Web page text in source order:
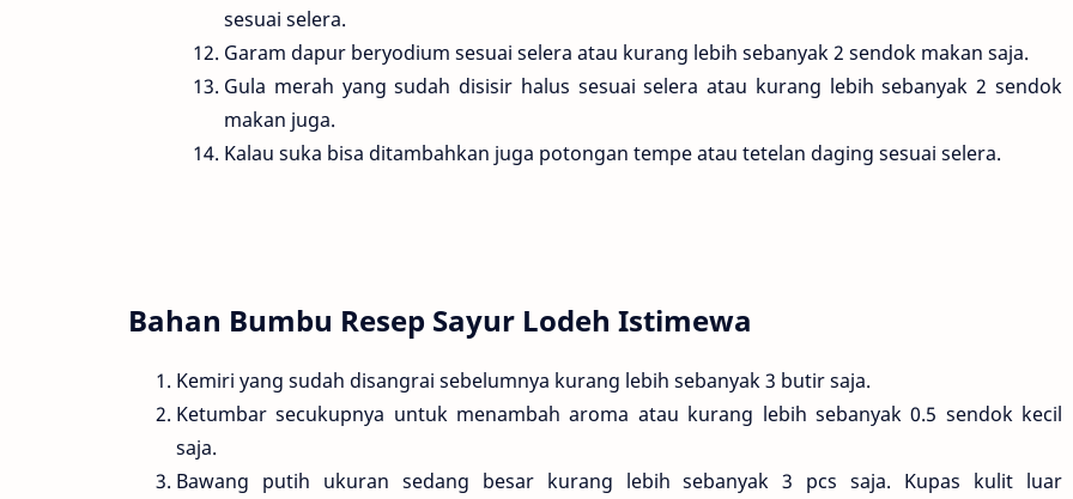
sesuai selera.
Garam dapur beryodium sesuai selera atau kurang lebih sebanyak 2 sendok makan saja.
Gula merah yang sudah disisir halus sesuai selera atau kurang lebih sebanyak 2 sendok
makan juga.
Kalau suka bisa ditambahkan juga potongan tempe atau tetelan daging sesuai selera.
Bahan Bumbu Resep Sayur Lodeh Istimewa
Kemiri yang sudah disangrai sebelumnya kurang lebih sebanyak 3 butir saja.
Ketumbar secukupnya untuk menambah aroma atau kurang lebih sebanyak 0.5 sendok kecil
saja.
Bawang putih ukuran sedang besar kurang lebih sebanyak 3 pcs saja. Kupas kulit luar